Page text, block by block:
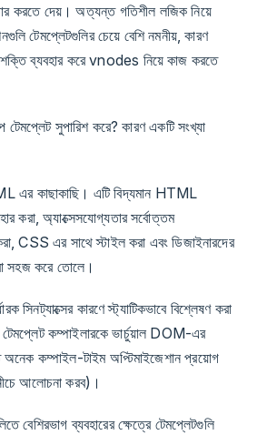
করতে দেয়। অত্যন্ত গতিশীল লজিক নিয়ে
টেমপ্লেটগুলির চেয়ে বেশি নমনীয়, কারণ
শক্তি ব্যবহার করে vnodes নিয়ে কাজ করতে
সুপারিশ করে? কারণ একটি সংখ্যা
এর কাছাকাছি। এটি বিদ্যমান HTML
করা, অ্যাক্সেসযোগ্যতার সর্বোত্তম
CSS এর সাথে স্টাইল করা এবং ডিজাইনারদের
সহজ করে তোলে।
সিনট্যাক্সের কারণে স্ট্যাটিকভাবে বিশ্লেষণ করা
কম্পাইলারকে ভার্চুয়াল DOM-এর
অনেক কম্পাইল-টাইম অপ্টিমাইজেশান প্রয়োগ
আলোচনা করব)।
বেশিরভাগ ব্যবহারের ক্ষেত্রে টেমপ্লেটগুলি